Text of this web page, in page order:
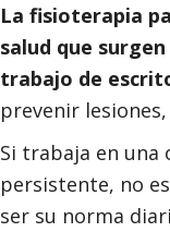
La fisioterapia
salud que
trabajo de
prevenir
Si trabaja en una
persistente, no
ser su norma